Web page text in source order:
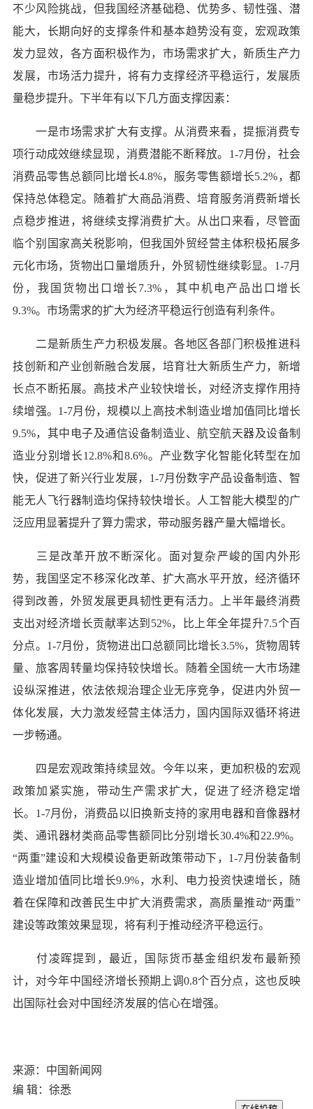
不少风险挑战，但我国经济基础稳、优势多、韧性强、潜
能大，长期向好的支撑条件和基本趋势没有变，宏观政策
发力显效，各方面积极作为，市场需求扩大，新质生产力
发展，市场活力提升，将有力支撑经济平稳运行，发展质
量稳步提升。下半年有以下几方面支撑因素：
一是市场需求扩大有支撑。从消费来看，提振消费专
项行动成效继续显现，消费潜能不断释放。1-7月份，社会
消费品零售总额同比增长4.8%，服务零售额增长5.2%，都
保持总体稳定。随着扩大商品消费、培育服务消费新增长
点稳步推进，将继续支撑消费扩大。从出口来看，尽管面
临个别国家高关税影响，但我国外贸经营主体积极拓展多
元化市场，货物出口量增质升，外贸韧性继续彰显。1-7月
份，我国货物出口增长7.3%，其中机电产品出口增长
9.3%。市场需求的扩大为经济平稳运行创造有利条件。
二是新质生产力积极发展。各地区各部门积极推进科
技创新和产业创新融合发展，培育壮大新质生产力，新增
长点不断拓展。高技术产业较快增长，对经济支撑作用持
续增强。1-7月份，规模以上高技术制造业增加值同比增长
9.5%，其中电子及通信设备制造业、航空航天器及设备制
造业分别增长12.8%和8.6%。产业数字化智能化转型在加
快，促进了新兴行业发展，1-7月份数字产品设备制造、智
能无人飞行器制造均保持较快增长。人工智能大模型的广
泛应用显著提升了算力需求，带动服务器产量大幅增长。
三是改革开放不断深化。面对复杂严峻的国内外形
势，我国坚定不移深化改革、扩大高水平开放，经济循环
得到改善，外贸发展更具韧性更有活力。上半年最终消费
支出对经济增长贡献率达到52%，比上年全年提升7.5个百
分点。1-7月份，货物进出口总额同比增长3.5%，货物周转
量、旅客周转量均保持较快增长。随着全国统一大市场建
设纵深推进，依法依规治理企业无序竞争，促进内外贸一
体化发展，大力激发经营主体活力，国内国际双循环将进
一步畅通。
四是宏观政策持续显效。今年以来，更加积极的宏观
政策加紧实施，带动生产需求扩大，促进了经济稳定增
长。1-7月份，消费品以旧换新支持的家用电器和音像器材
类、通讯器材类商品零售额同比分别增长30.4%和22.9%。
“两重”建设和大规模设备更新政策带动下，1-7月份装备制
造业增加值同比增长9.9%，水利、电力投资快速增长，随
着在保障和改善民生中扩大消费需求，高质量推动“两重”
建设等政策效果显现，将有利于推动经济平稳运行。
付凌晖提到，最近，国际货币基金组织发布最新预
计，对今年中国经济增长预期上调0.8个百分点，这也反映
出国际社会对中国经济发展的信心在增强。
来源：中国新闻网
编 辑：徐悉